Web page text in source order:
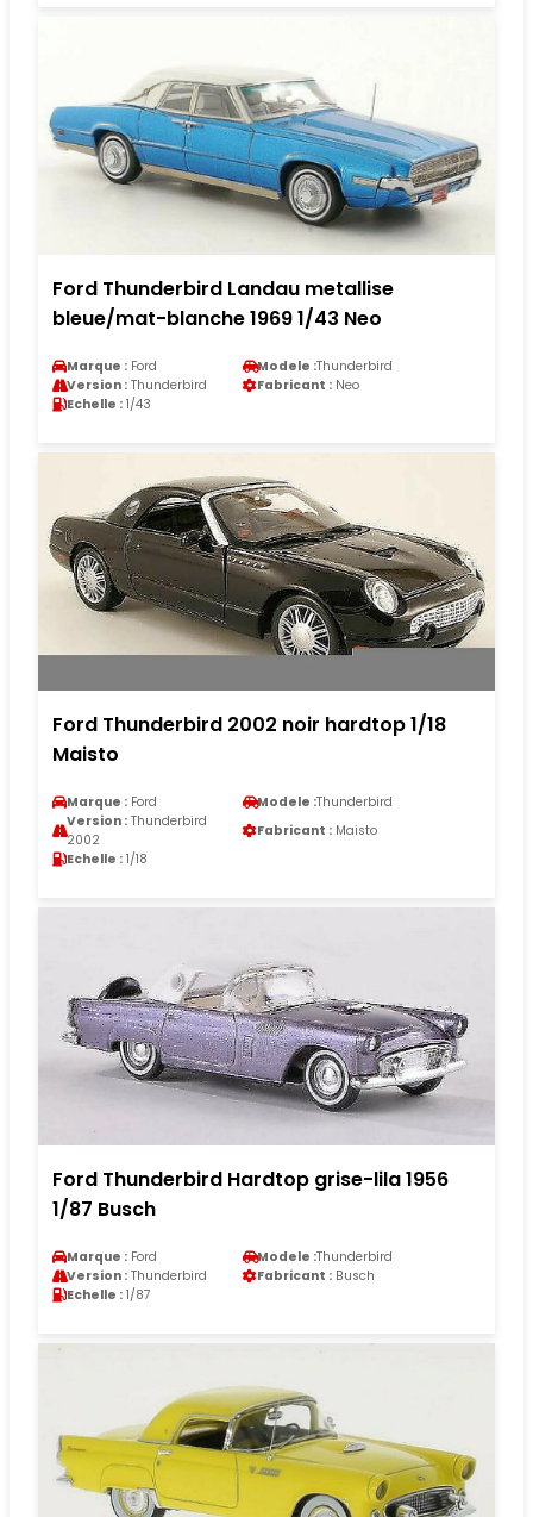
Ford Thunderbird Landau metallise
bleue/mat-blanche 1969 1/43 Neo
Marque : Ford Modele :Thunderbird
Version : Thunderbird Fabricant : Neo
Echelle : 1/43
Ford Thunderbird 2002 noir hardtop 1/18
Maisto
Marque : Ford Modele :Thunderbird
Version : Thunderbird
2002
Fabricant : Maisto
Echelle : 1/18
Ford Thunderbird Hardtop grise-lila 1956
1/87 Busch
Marque : Ford Modele :Thunderbird
Version : Thunderbird Fabricant : Busch
Echelle : 1/87